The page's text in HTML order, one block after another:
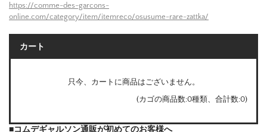
https://comme-des-garcons-
online.com/category/item/itemreco/osusume-rare-zattka/
カート
只今、カートに商品はございません。
(カゴの商品数:0種類、合計数:0)
■コムデギャルソン通販が初めてのお客様へ